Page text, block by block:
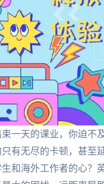
一天的课业，你迫不
有无尽的卡顿，甚至
和海外工作者的心